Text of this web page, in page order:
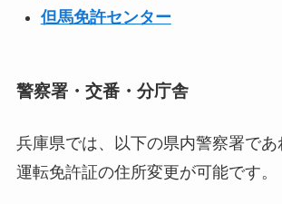
但馬免許センター
警察署・交番・分庁舎
兵庫県では、以下の県内警察署であ
運転免許証の住所変更が可能です。